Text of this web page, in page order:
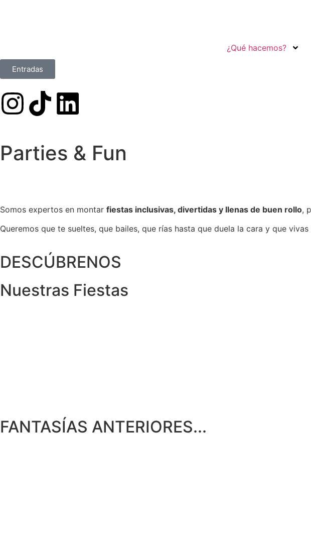
¿Qué hacemos?
Entradas
Parties & Fun
Somos expertos en montar fiestas inclusivas, divertidas y llenas de buen rollo,
Queremos que te sueltes, que bailes, que rías hasta que duela la cara y que
DESCÚBRENOS
Nuestras Fiestas
FANTASÍAS ANTERIORES...